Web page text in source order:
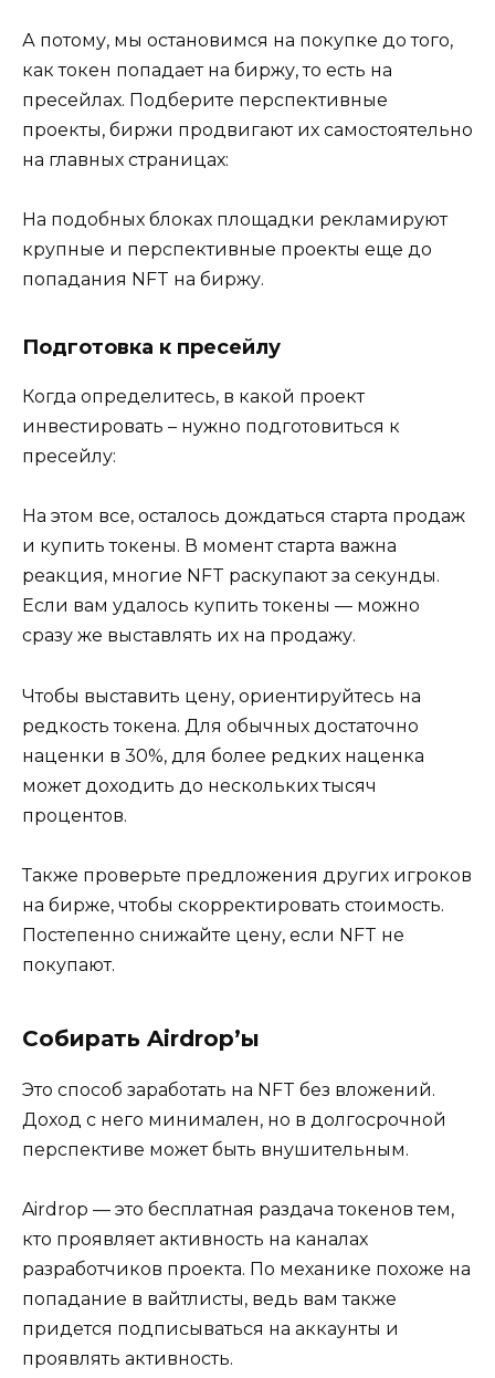
А потому, мы остановимся на покупке до того,
как токен попадает на биржу, то есть на
пресейлах. Подберите перспективные
проекты, биржи продвигают их самостоятельно
на главных страницах:
На подобных блоках площадки рекламируют
крупные и перспективные проекты еще до
попадания NFT на биржу.
Подготовка к пресейлу
Когда определитесь, в какой проект
инвестировать – нужно подготовиться к
пресейлу:
На этом все, осталось дождаться старта продаж
и купить токены. В момент старта важна
реакция, многие NFT раскупают за секунды.
Если вам удалось купить токены — можно
сразу же выставлять их на продажу.
Чтобы выставить цену, ориентируйтесь на
редкость токена. Для обычных достаточно
наценки в 30%, для более редких наценка
может доходить до нескольких тысяч
процентов.
Также проверьте предложения других игроков
на бирже, чтобы скорректировать стоимость.
Постепенно снижайте цену, если NFT не
покупают.
Собирать Airdrop’ы
Это способ заработать на NFT без вложений.
Доход с него минимален, но в долгосрочной
перспективе может быть внушительным.
Airdrop — это бесплатная раздача токенов тем,
кто проявляет активность на каналах
разработчиков проекта. По механике похоже на
попадание в вайтлисты, ведь вам также
придется подписываться на аккаунты и
проявлять активность.